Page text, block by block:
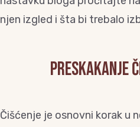
njen izgled i šta bi trebalo
Preskakanje
Čišćenje je osnovni korak u